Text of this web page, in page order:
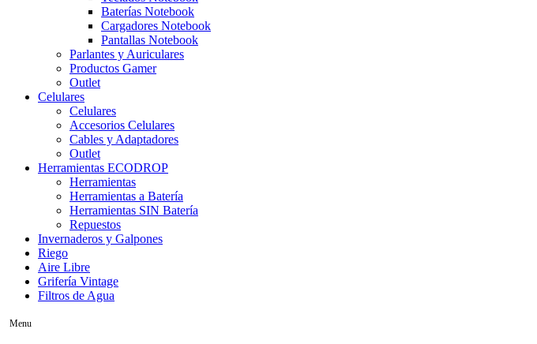
Baterías Notebook
Cargadores Notebook
Pantallas Notebook
Parlantes y Auriculares
Productos Gamer
Outlet
Celulares
Celulares
Accesorios Celulares
Cables y Adaptadores
Outlet
Herramientas ECODROP
Herramientas
Herramientas a Batería
Herramientas SIN Batería
Repuestos
Invernaderos y Galpones
Riego
Aire Libre
Grifería Vintage
Filtros de Agua
Menu